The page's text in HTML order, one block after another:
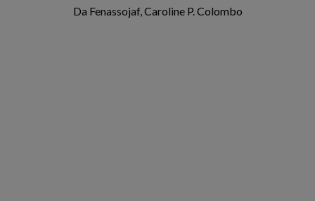
Da Fenassojaf, Caroline P. Colombo